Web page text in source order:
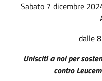
Sabato 7 dicembre
dalle
Unisciti a noi per
contro